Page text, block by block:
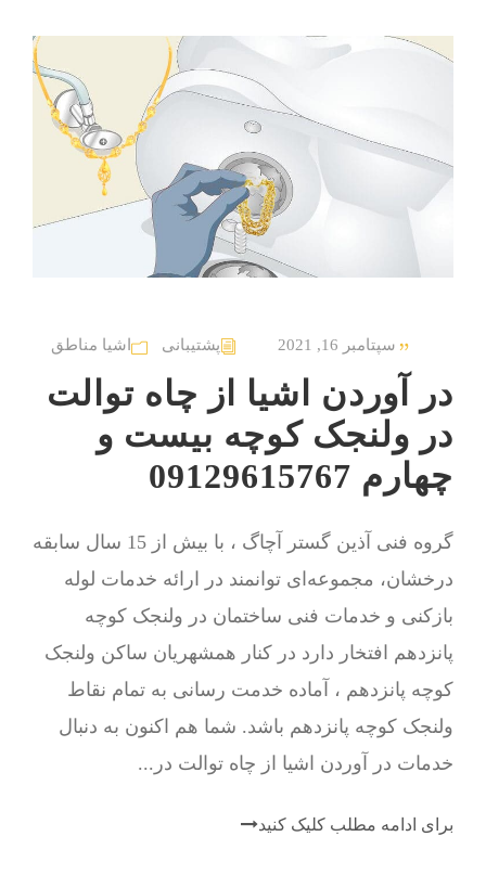
سپتامبر 16, 2021 پشتیبانی اشیا مناطق
در آوردن اشیا از چاه توالت
در ولنجک کوچه بیست و
چهارم 09129615767
گروه فنی آذین گستر آچاگ ، با بیش از 15 سال سابقه
درخشان، مجموعه‌ای توانمند در ارائه خدمات لوله
بازکنی و خدمات فنی ساختمان در ولنجک کوچه
پانزدهم افتخار دارد در کنار همشهریان ساکن ولنجک
کوچه پانزدهم ، آماده خدمت رسانی به تمام نقاط
ولنجک کوچه پانزدهم باشد. شما هم اکنون به دنبال
خدمات در آوردن اشیا از چاه توالت در...
برای ادامه مطلب کلیک کنید